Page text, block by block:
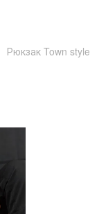
Рюкзак Town style